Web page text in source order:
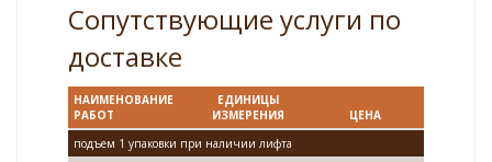
Сопутствующие услуги по
доставке
НАИМЕНОВАНИЕ
РАБОТ
ЕДИНИЦЫ
ИЗМЕРЕНИЯ
ЦЕНА
подъем 1 упаковки при наличии лифта